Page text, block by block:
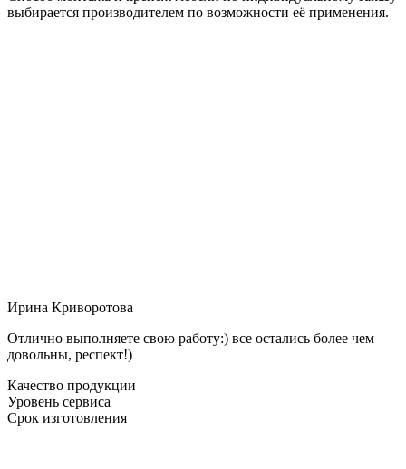
выбирается производителем по возможности её применения.
Ирина Криворотова
Отлично выполняете свою работу:) все остались более чем
довольны, респект!)
Качество продукции
Уровень сервиса
Срок изготовления